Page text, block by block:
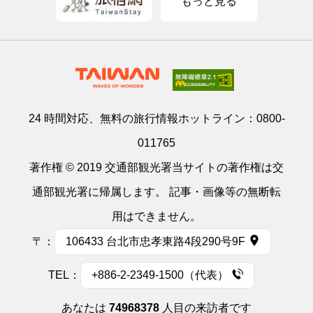
24 時間対応、無料の旅行情報ホットライン： 0800-
011765
著作権 © 2019 交通部観光署当サイトの著作権は交
通部観光署に帰属します。 記事・画像等の無断転
用はできません。
〒： 106433 台北市忠孝東路4段290号9F
TEL： +886-2-2349-1500（代表）
あなたは 74968378 人目の来訪者です